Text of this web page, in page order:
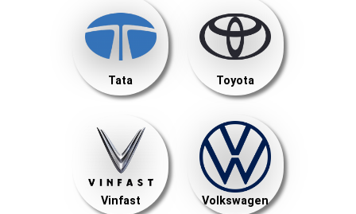
Tata Toyota
Vinfast Volkswagen